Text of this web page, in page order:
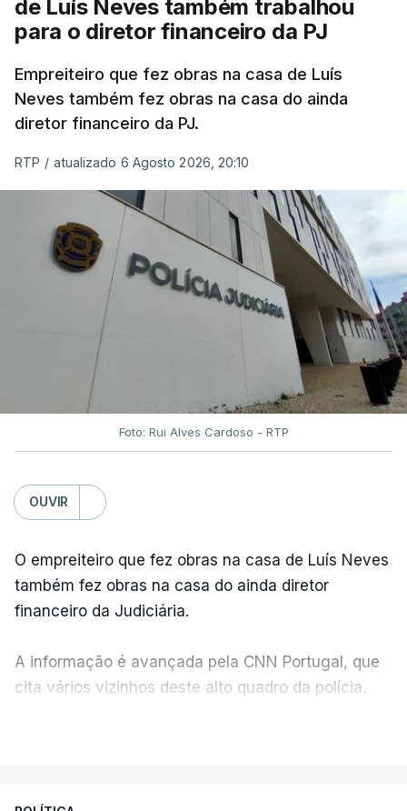
de Luís Neves também trabalhou
para o diretor financeiro da PJ
Empreiteiro que fez obras na casa de Luís
Neves também fez obras na casa do ainda
diretor financeiro da PJ.
RTP / atualizado 6 Agosto 2026, 20:10
Foto: Rui Alves Cardoso - RTP
OUVIR
O empreiteiro que fez obras na casa de Luís Neves
também fez obras na casa do ainda diretor
financeiro da Judiciária.
A informação é avançada pela CNN Portugal, que
cita vários vizinhos deste alto quadro da polícia.